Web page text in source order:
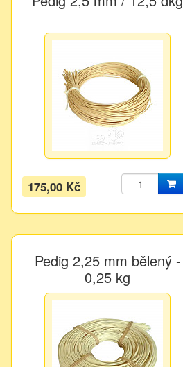
175,00 Kč
Pedig 2,25 mm bělený -
0,25 kg